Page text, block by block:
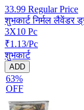
33.99 Regular Price
शुभकार्ट निर्मल लैवेंडर
3X10 Pc
₹1.13/Pc
शुभकार्ट
ADD
63%
OFF